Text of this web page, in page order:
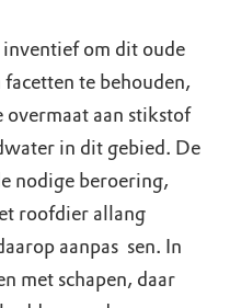
om dit oude
te behouden,
overmaat aan stikstof
in dit gebied. De
nodige beroering,
roofdier allang
aanpas ­ sen. In
met schapen, daar